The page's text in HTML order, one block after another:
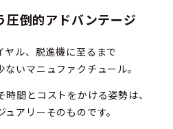
倒的アドバンテージ
ヤル、脱進機に至るまで
いマニュファクチュール。
間とコストをかける姿勢は、
アリーそのものです。